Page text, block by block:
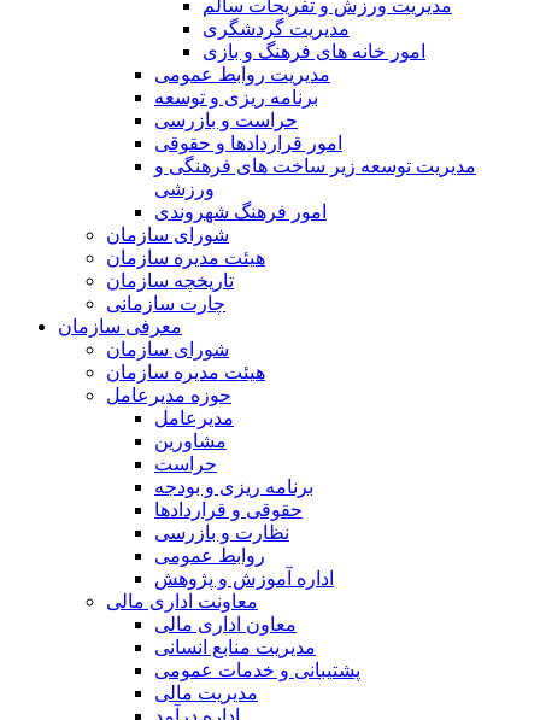
مدیریت ورزش و تفریحات سالم
مدیریت گردشگری
امور خانه های فرهنگ و بازی
مدیریت روابط عمومی
برنامه ریزی و توسعه
حراست و بازرسی
امور قراردادها و حقوقی
مدیریت توسعه زیر ساخت های فرهنگی و
ورزشی
امور فرهنگ شهروندی
شورای سازمان
هیئت مدیره سازمان
تاریخچه سازمان
چارت سازمانی
معرفی سازمان
شورای سازمان
هیئت مدیره سازمان
حوزه مدیرعامل
مدیرعامل
مشاورین
حراست
برنامه ریزی و بودجه
حقوقی و قراردادها
نظارت و بازرسی
روابط عمومی
اداره آموزش و پژوهش
معاونت اداری مالی
معاون اداری مالی
مدیریت منابع انسانی
پشتیبانی و خدمات عمومی
مدیریت مالی
اداره درآمد